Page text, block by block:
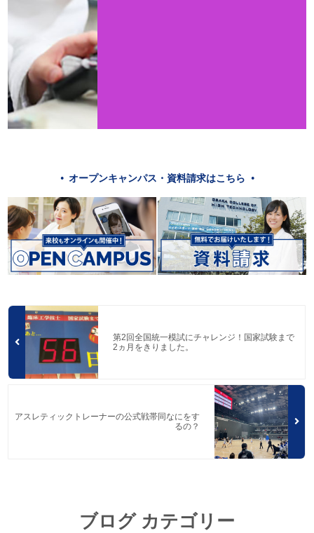
オープンキャンパス・資料請求はこちら
第2回全国統一模試にチャレンジ！国家試験まで
2ヵ月をきりました。
アスレティックトレーナーの公式戦帯同なにをす
るの？
ブログ カテゴリー